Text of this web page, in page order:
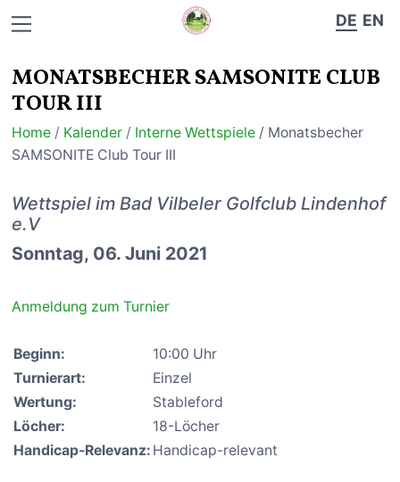
DE EN
MONATSBECHER SAMSONITE CLUB
TOUR III
Home / Kalender / Interne Wettspiele / Monatsbecher
SAMSONITE Club Tour III
Wettspiel im Bad Vilbeler Golfclub Lindenhof
e.V
Sonntag, 06. Juni 2021
Anmeldung zum Turnier
Beginn:
10:00 Uhr
Turnierart:
Einzel
Wertung:
Stableford
Löcher:
18-Löcher
Handicap-Relevanz: Handicap-relevant